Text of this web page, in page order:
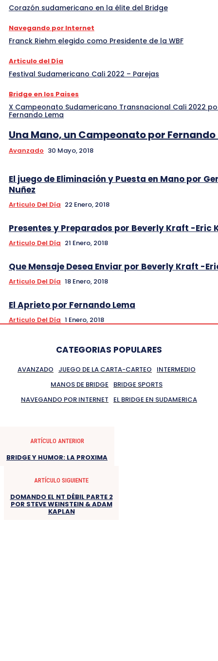
Corazón sudamericano en la élite del Bridge
Navegando por Internet
Franck Riehm elegido como Presidente de la WBF
Articulo del Día
Festival Sudamericano Cali 2022 – Parejas
Bridge en los Paises
X Campeonato Sudamericano Transnacional Cali 2022
Fernando Lema
Una Mano, un Campeonato por Fernando
Avanzado 30 Mayo, 2018
El juego de Eliminación y Puesta en Mano por
Nuñez
Articulo Del Día 22 Enero, 2018
Presentes y Preparados por Beverly Kraft -Eric
Articulo Del Día 21 Enero, 2018
Que Mensaje Desea Enviar por Beverly Kraft -
Articulo Del Día 18 Enero, 2018
El Aprieto por Fernando Lema
Articulo Del Día 1 Enero, 2018
CATEGORIAS POPULARES
AVANZADO JUEGO DE LA CARTA-CARTEO
INTERMEDIO
MANOS DE BRIDGE
BRIDGE SPORTS
NAVEGANDO POR INTERNET
EL BRIDGE EN SUDAMERICA
ARTÍCULO ANTERIOR
BRIDGE Y HUMOR: LA PROXIMA
ARTÍCULO SIGUIENTE
DOMANDO EL NT DÉBIL PARTE 2
POR STEVE WEINSTEIN & ADAM
KAPLAN